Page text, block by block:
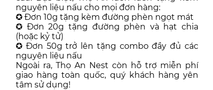
nguyên liệu nấu cho mọi đơn hàng:
✪ Đơn 10g tặng kèm đường phèn ngọt mát
✪ Đơn 20g tặng đường phèn và hạt chia
(hoặc kỷ tử)
✪ Đơn 50g trở lên tặng combo đầy đủ các
nguyên liệu nấu
Ngoài ra, Thọ An Nest còn hỗ trợ miễn phí
giao hàng toàn quốc, quý khách hàng yên
tâm sử dụng!